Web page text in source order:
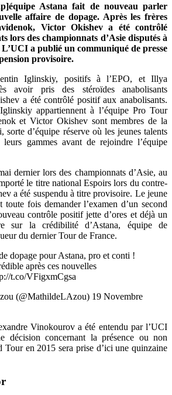
Astana fait de nouveau parler
affaire de dopage. Après les frères
Victor Okishev a été contrôlé
lors des championnats d’Asie disputés à
a publié un communiqué de presse
provisoire.
Iglinskiy, positifs à l’EPO, et Illya
avoir pris des stéroïdes anabolisants
a été contrôlé positif aux anabolisants.
appartiennent à l’équipe Pro Tour
et Victor Okishev sont membres de la
sorte d’équipe réserve où les jeunes talents
gammes avant de rejoindre l’équipe
dernier lors des championnats d’Asie, au
le titre national Espoirs lors du contre-
a été suspendu à titre provisoire. Le jeune
fois demander l’examen d’un second
contrôle positif jette d’ores et déjà un
sur la crédibilité d’Astana, équipe de
du dernier Tour de France.
dopage pour Astana, pro et conti !
après ces nouvelles
t.co/VFigxmCgsa
(@MathildeLAzou) 19 Novembre
Vinokourov a été entendu par l’UCI
décision concernant la présence ou non
Tour en 2015 sera prise d’ici une quinzaine